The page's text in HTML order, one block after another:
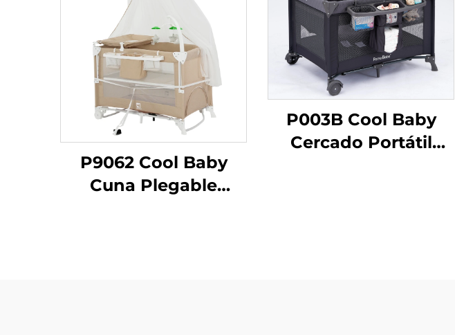
P9062 Cool Baby
Cuna Plegable
P003B Cool Baby
Cercado Portátil